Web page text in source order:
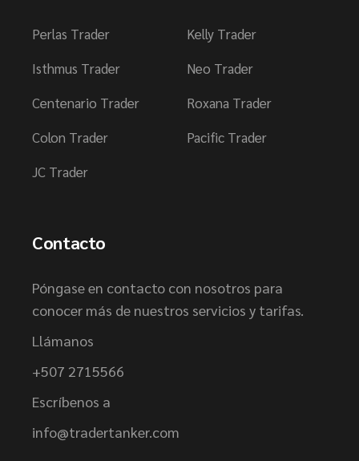
Perlas Trader
Isthmus Trader
Centenario Trader
Colon Trader
JC Trader
Kelly Trader
Neo Trader
Roxana Trader
Pacific Trader
Contacto
Póngase en contacto con nosotros para
conocer más de nuestros servicios y tarifas.
Llámanos
+507 2715566
Escríbenos a
info@tradertanker.com